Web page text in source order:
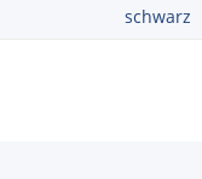
schwarz